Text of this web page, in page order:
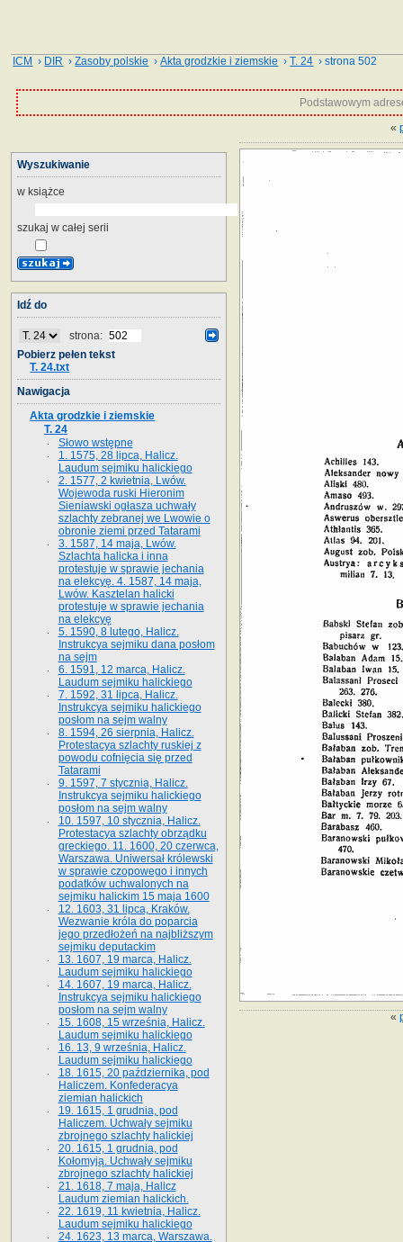
ICM › DIR ›Zasoby polskie ›Akta grodzkie i ziemskie ›T. 24 › strona 502
Podstawowym
«
«
Wyszukiwanie
w książce
szukaj w całej serii
Idź do
strona:
Pobierz pełen tekst
T. 24.txt
Nawigacja
Akta grodzkie i ziemskie
T. 24
Słowo wstępne
1. 1575, 28 lipca, Halicz.
Laudum sejmiku halickiego
2. 1577, 2 kwietnia, Lwów.
Wojewoda ruski Hieronim
Sieniawski ogłasza uchwały
szlachty zebranej we Lwowie o
obronie ziemi przed Tatarami
3. 1587, 14 maja, Lwów.
Szlachta halicka i inna
protestuje w sprawie jechania
na elekcyę. 4. 1587, 14 maja,
Lwów. Kasztelan halicki
protestuje w sprawie jechania
na elekcyę
5. 1590, 8 lutego, Halicz.
Instrukcya sejmiku dana posłom
na sejm
6. 1591, 12 marca, Halicz.
Laudum sejmiku halickiego
7. 1592, 31 lipca, Halicz.
Instrukcya sejmiku halickiego
posłom na sejm walny
8. 1594, 26 sierpnia, Halicz.
Protestacya szlachty ruskiej z
powodu cofnięcia się przed
Tatarami
9. 1597, 7 stycznia, Halicz.
Instrukcya sejmiku halickiego
posłom na sejm walny
10. 1597, 10 stycznia, Halicz.
Protestacya szlachty obrządku
greckiego. 11. 1600, 20 czerwca,
Warszawa. Uniwersał królewski
w sprawie czopowego i innych
podatków uchwalonych na
sejmiku halickim 15 maja 1600
12. 1603, 31 lipca, Kraków.
Wezwanie króla do poparcia
jego przedłożeń na najbliższym
sejmiku deputackim
13. 1607, 19 marca, Halicz.
Laudum sejmiku halickiego
14. 1607, 19 marca, Halicz.
Instrukcya sejmiku halickiego
posłom na sejm walny
15. 1608, 15 września, Halicz.
Laudum sejmiku halickiego
16. 13, 9 września, Halicz.
Laudum sejmiku halickiego
18. 1615, 20 października, pod
Haliczem. Konfederacya
ziemian halickich
19. 1615, 1 grudnia, pod
Haliczem. Uchwały sejmiku
zbrojnego szlachty halickiej
20. 1615, 1 grudnia, pod
Kołomyją. Uchwały sejmiku
zbrojnego szlachty halickiej
21. 1618, 7 maja, Halicz
Laudum ziemian halickich.
22. 1619, 11 kwietnia, Halicz.
Laudum sejmiku halickiego
24. 1623, 13 marca, Warszawa.